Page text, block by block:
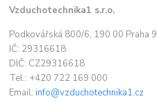
Vzduchotechnika1 s.r.o.
Podkovářská 800/6, 190 00 Praha 9
IČ: 29316618
DIČ: CZ29316618
Tel.: +420 722 169 000
Email:info@vzduchotechnika1.cz